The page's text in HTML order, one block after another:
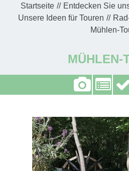
Startseite
Entdecken Sie
Unsere Ideen für Touren
Mühlen-
MÜHLEN-